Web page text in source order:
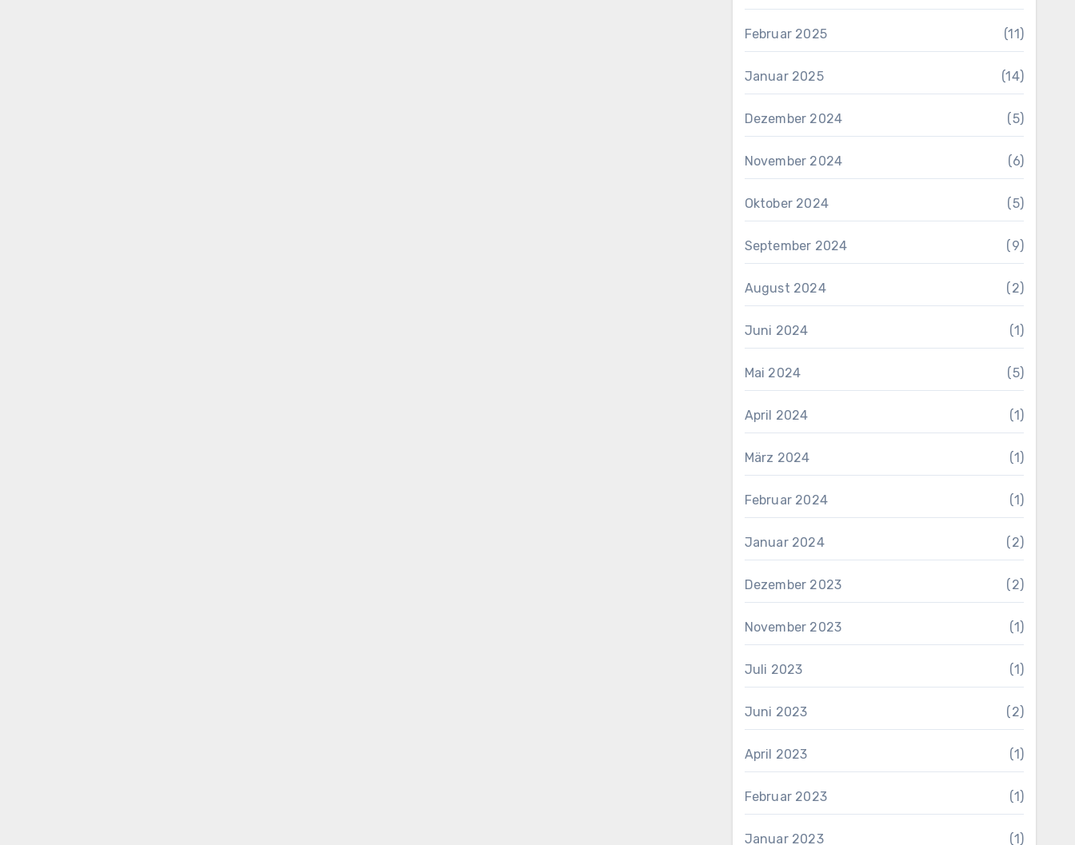
Februar 2025 (11)
Januar 2025 (14)
Dezember 2024 (5)
November 2024 (6)
Oktober 2024 (5)
September 2024 (9)
August 2024 (2)
Juni 2024 (1)
Mai 2024 (5)
April 2024 (1)
März 2024 (1)
Februar 2024 (1)
Januar 2024 (2)
Dezember 2023 (2)
November 2023 (1)
Juli 2023 (1)
Juni 2023 (2)
April 2023 (1)
Februar 2023 (1)
Januar 2023 (1)